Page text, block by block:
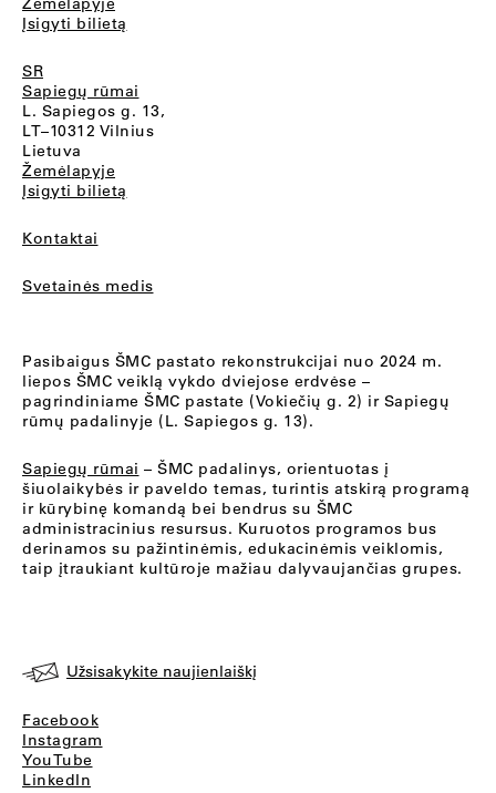
Įsigyti bilietą
SR
Sapiegų rūmai
L. Sapiegos g. 13,
LT–10312 Vilnius
Lietuva
Žemėlapyje
Įsigyti bilietą
Kontaktai
Svetainės medis
Pasibaigus ŠMC pastato rekonstrukcijai nuo 2024 m.
liepos ŠMC veiklą vykdo dviejose erdvėse –
pagrindiniame ŠMC pastate (Vokiečių g. 2) ir Sapiegų
rūmų padalinyje (L. Sapiegos g. 13).
Sapiegų rūmai – ŠMC padalinys, orientuotas į
šiuolaikybės ir paveldo temas, turintis atskirą programą
ir kūrybinę komandą bei bendrus su ŠMC
administracinius resursus. Kuruotos programos bus
derinamos su pažintinėmis, edukacinėmis veiklomis,
taip įtraukiant kultūroje mažiau dalyvaujančias grupes.
Užsisakykite naujienlaiškį
Facebook
Instagram
YouTube
LinkedIn